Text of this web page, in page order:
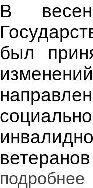
В
был
подробнее